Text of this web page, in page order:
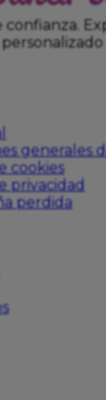
confianza.
generales
cookies
privacidad
perdida